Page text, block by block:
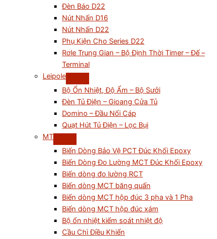
Đèn Báo D22
Nút Nhấn D16
Nút Nhấn D22
Phụ Kiện Cho Series D22
Rơle Trung Gian – Bộ Định Thời Timer – Đế –
Terminal
Leipole
Bộ Ổn Nhiệt, Độ Ẩm – Bộ Sưởi
Đèn Tủ Điện – Gioang Cửa Tủ
Domino – Đầu Nối Cáp
Quạt Hút Tủ Điện – Lọc Bụi
MT
Biến Dòng Bảo Vệ PCT Đúc Khối Epoxy
Biến Dòng Đo Lường MCT Đúc Khối Epoxy
Biến dòng đo lường RCT
Biến dòng MCT băng quấn
Biến dòng MCT hộp đúc 3 pha và 1 Pha
Biến dòng MCT hộp đúc xám
Bộ ổn nhiệt kiểm soát nhiệt độ
Cầu Chì Điều Khiển